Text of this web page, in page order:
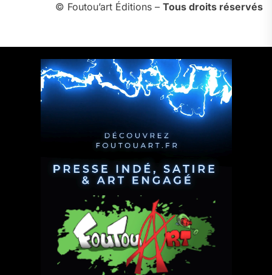
© Foutou’art Éditions – Tous droits réservés